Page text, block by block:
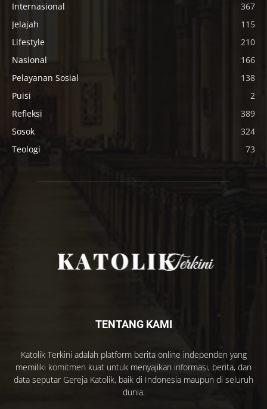
Internasional
367
Jelajah
115
Lifestyle
210
Nasional
166
Pelayanan Sosial
138
Puisi
2
Refleksi
389
Sosok
324
Teologi
73
TENTANG KAMI
Katolik Terkini adalah platform berita online independen yang
memiliki komitmen kuat untuk menyajikan informasi, berita, dan
data seputar Gereja Katolik, baik di Indonesia maupun di seluruh
dunia.